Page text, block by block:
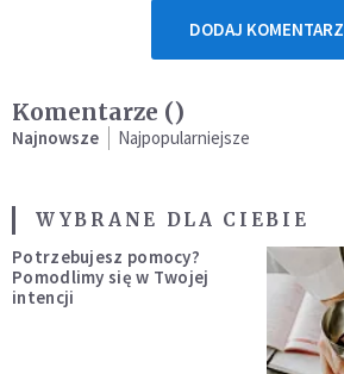
DODAJ KOMENTARZ
Komentarze ()
Najnowsze Najpopularniejsze
WYBRANE DLA CIEBIE
Potrzebujesz pomocy?
Pomodlimy się w Twojej
intencji